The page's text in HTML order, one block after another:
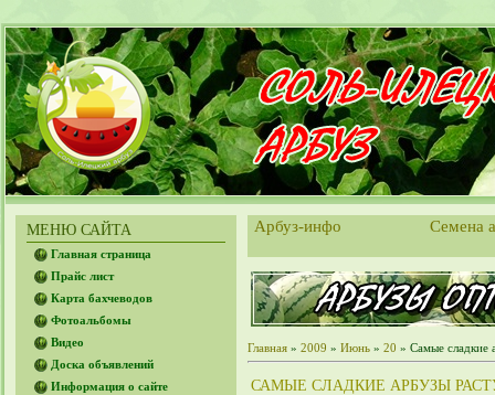
МЕНЮ САЙТА
Главная страница
Прайс лист
Карта бахчеводов
Фотоальбомы
Видео
Доска объявлений
Информация о сайте
Арбуз-инфо Семена
Главная » 2009 » Июнь » 20 » Самые сладкие
САМЫЕ СЛАДКИЕ АРБУЗЫ